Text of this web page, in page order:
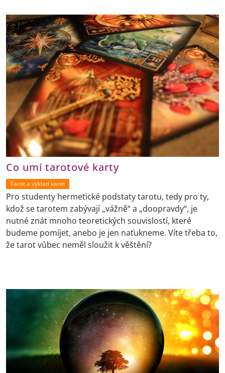
Co umí tarotové karty
Tarot a výklad karet
Pro studenty hermetické podstaty tarotu, tedy pro ty,
kdož se tarotem zabývají „vážně“ a „doopravdy“, je
nutné znát mnoho teoretických souvislostí, které
budeme pomíjet, anebo je jen naťukneme. Víte třeba to,
že tarot vůbec neměl sloužit k věštění?